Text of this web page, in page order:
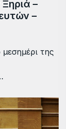
–
–
της